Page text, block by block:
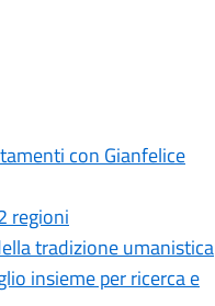
con Gianfelice
regioni
tradizione umanistica
insieme per ricerca e